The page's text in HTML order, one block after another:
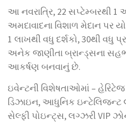
આ નવરાત્રિ, 22 સપ્ટેમ્બરથી 1
અમદાવાદના વિશાળ મેદાન પર
1 લાખથી વધુ દર્શકો, 30થી વધુ
અનેક જાણીતા બ્રાન્ડ્સના
આકર્ષણ બનવાનું છે.
ઇવેન્ટની વિશેષતાઓમાં –
ડિઝાઇન, આધુનિક ઇન્ટેલિજન્ટ
સેલ્ફી પોઇન્ટ્સ, લગ્ઝરી VIP